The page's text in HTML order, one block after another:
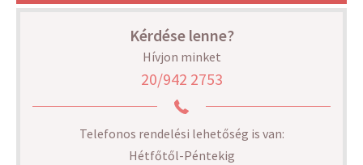
Kérdése lenne?
Hívjon minket
20/942 2753
Telefonos rendelési lehetőség is van:
Hétfőtől-Péntekig